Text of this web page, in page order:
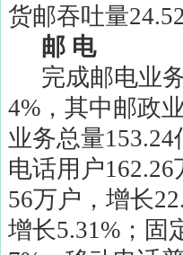
货邮吞吐量24.52
邮 电
完成邮电业
4% ，其中邮政
业务总量153.24
电话用户162.26
56万户，增长
增长5.31% ；固